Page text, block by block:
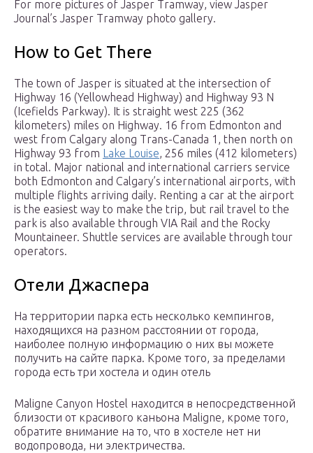
For more pictures of Jasper Tramway, view Jasper
Journal’s Jasper Tramway photo gallery.
How to Get There
The town of Jasper is situated at the intersection of
Highway 16 (Yellowhead Highway) and Highway 93 N
(Icefields Parkway). It is straight west 225 (362
kilometers) miles on Highway. 16 from Edmonton and
west from Calgary along Trans-Canada 1, then north on
Highway 93 from Lake Louise, 256 miles (412 kilometers)
in total. Major national and international carriers service
both Edmonton and Calgary’s international airports, with
multiple flights arriving daily. Renting a car at the airport
is the easiest way to make the trip, but rail travel to the
park is also available through VIA Rail and the Rocky
Mountaineer. Shuttle services are available through tour
operators.
Отели Джаспера
На территории парка есть несколько кемпингов,
находящихся на разном расстоянии от города,
наиболее полную информацию о них вы можете
получить на сайте парка. Кроме того, за пределами
города есть три хостела и один отель
Maligne Canyon Hostel находится в непосредственной
близости от красивого каньона Maligne, кроме того,
обратите внимание на то, что в хостеле нет ни
водопровода, ни электричества.